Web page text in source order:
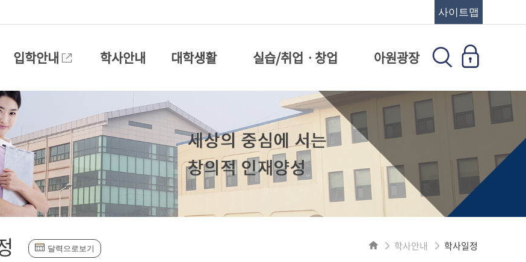
사이트맵
입학안내 학사안내 대학생활 실습/취업ㆍ창업 아원광장
학사안내 학사일정
달력으로보기